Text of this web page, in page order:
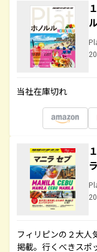
当社在庫切れ
フィリピンの２大人
掲載。行くべきスポ